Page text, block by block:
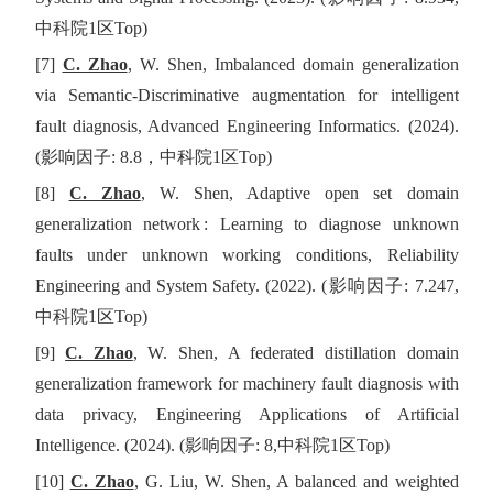
中科院1 区Top)
[7] C. Zhao, W. Shen, Imbalanced domain generalization
via Semantic-Discriminative augmentation for intelligent
fault diagnosis, Advanced Engineering Informatics. (2024).
(影响因子: 8.8，中科院1 区Top)
[8] C. Zhao, W. Shen, Adaptive open set domain
generalization network : Learning to diagnose unknown
faults under unknown working conditions, Reliability
Engineering and System Safety. (2022). (影响因子: 7.247,
中科院1 区Top)
[9]C. Zhao, W. Shen, A federated distillation domain
generalization framework for machinery fault diagnosis with
data privacy, Engineering Applications of Artificial
Intelligence. (2024). (影响因子: 8,中科院1 区Top)
[10] C. Zhao, G. Liu, W. Shen, A balanced and weighted